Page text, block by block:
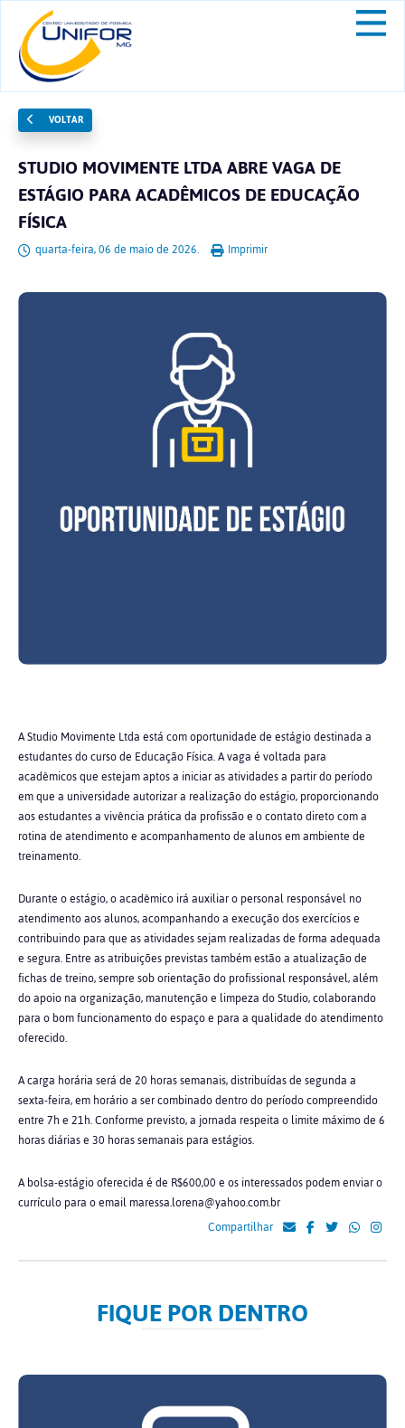
VOLTAR
STUDIO MOVIMENTE LTDA ABRE VAGA DE
ESTÁGIO PARA ACADÊMICOS DE EDUCAÇÃO
FÍSICA
quarta-feira, 06 de maio de 2026. Imprimir
A Studio Movimente Ltda está com oportunidade de estágio destinada a
estudantes do curso de Educação Física. A vaga é voltada para
acadêmicos que estejam aptos a iniciar as atividades a partir do período
em que a universidade autorizar a realização do estágio, proporcionando
aos estudantes a vivência prática da profissão e o contato direto com a
rotina de atendimento e acompanhamento de alunos em ambiente de
treinamento.
Durante o estágio, o acadêmico irá auxiliar o personal responsável no
atendimento aos alunos, acompanhando a execução dos exercícios e
contribuindo para que as atividades sejam realizadas de forma adequada
e segura. Entre as atribuições previstas também estão a atualização de
fichas de treino, sempre sob orientação do profissional responsável, além
do apoio na organização, manutenção e limpeza do Studio, colaborando
para o bom funcionamento do espaço e para a qualidade do atendimento
oferecido.
A carga horária será de 20 horas semanais, distribuídas de segunda a
sexta-feira, em horário a ser combinado dentro do período compreendido
entre 7h e 21h. Conforme previsto, a jornada respeita o limite máximo de 6
horas diárias e 30 horas semanais para estágios.
A bolsa-estágio oferecida é de R$600,00 e os interessados podem enviar o
currículo para o emailmaressa.lorena@yahoo.com.br
Compartilhar
FIQUE POR DENTRO